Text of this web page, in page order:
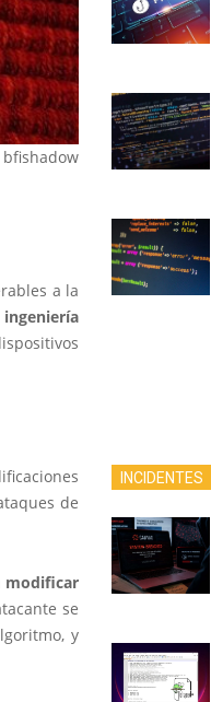
a la
de
modificar
se
y
INCIDENTES